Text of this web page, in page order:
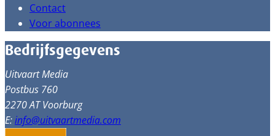
Contact
Voor abonnees
Bedrijfsgegevens
Uitvaart Media
Postbus 760
2270 AT Voorburg
E:info@uitvaartmedia.com